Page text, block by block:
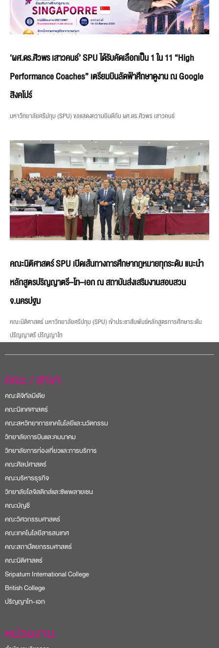
‘ผศ.ดร.ศิวพร เสาวคนธ์’ SPU ได้รับคัดเลือกเป็น 1 ใน 11 “High
Performance Coaches” เตรียมบินลัดฟ้าศึกษาดูงาน ณ Google
สิงคโปร์
มหาวิทยาลัยศรีปทุม (SPU) ขอแสดงความยินดีกับ ผศ.ดร.ศิวพร เสาวคนธ์
คณะนิติศาสตร์ SPU เปิดเส้นทางการศึกษากฎหมายทุกระดับ แนะนำ
หลักสูตรปริญญาตรี–โท–เอก ณ สถาบันส่งเสริมงานสอบสวน
จ.นครปฐม
คณะนิติศาสตร์ มหาวิทยาลัยศรีปทุม (SPU) เข้าประชาสัมพันธ์หลักสูตรการศึกษาระดับ
ปริญญาตรี ปริญญาโท
คณะ / สาขา
คณะดิจิทัลมีเดีย
คณะนิเทศศาสตร์
คณะสหวิทยาการเทคโนโลยีและนวัตกรรม
วิทยาลัยการบินและคมนาคม
วิทยาลัยการท่องเที่ยวและการบริการ
คณะศิลปศาสตร์
คณะบริหารธุรกิจ
วิทยาลัยโลจิสติกส์และซัพพลายเชน
คณะบัญชี
คณะวิศวกรรมศาสตร์
คณะเทคโนโลยีสารสนเทศ
คณะสถาปัตยกรรมศาสตร์
คณะนิติศาสตร์
Sripatum International College
British College
ปริญญาโท-เอก
หน่วยงาน